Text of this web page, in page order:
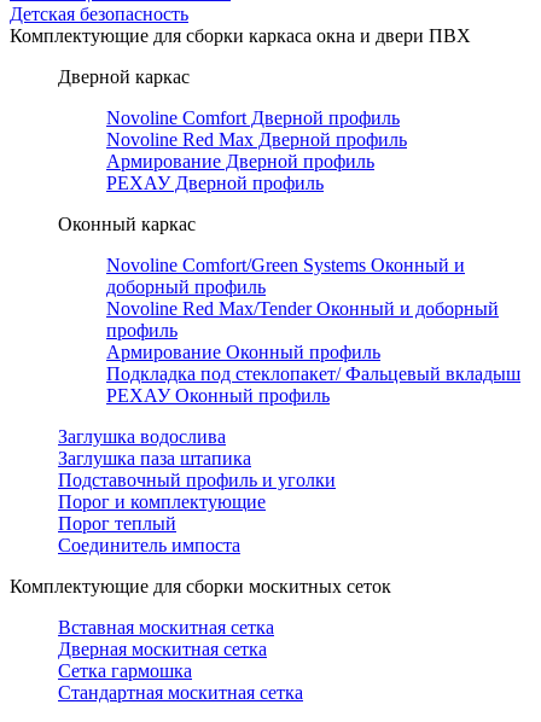
Детская безопасность
Комплектующие для сборки каркаса окна и двери ПВХ
Дверной каркас
Novoline Comfort Дверной профиль
Novoline Red Мax Дверной профиль
Армирование Дверной профиль
РЕХАУ Дверной профиль
Оконный каркас
Novoline Comfort/Green Systems Оконный и
доборный профиль
Novoline Red Max/Tender Оконный и доборный
профиль
Армирование Оконный профиль
Подкладка под стеклопакет/ Фальцевый вкладыш
РЕХАУ Оконный профиль
Заглушка водослива
Заглушка паза штапика
Подставочный профиль и уголки
Порог и комплектующие
Порог теплый
Соединитель импоста
Комплектующие для сборки москитных сеток
Вставная москитная сетка
Дверная москитная сетка
Сетка гармошка
Стандартная москитная сетка